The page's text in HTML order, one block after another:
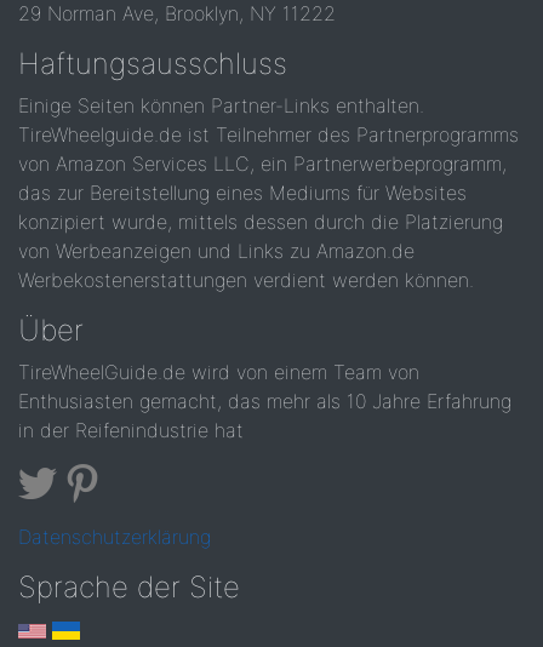
29 Norman Ave, Brooklyn, NY 11222
Haftungsausschluss
Einige Seiten können Partner-Links enthalten.
TireWheelguide.de ist Teilnehmer des Partnerprogramms
von Amazon Services LLC, ein Partnerwerbeprogramm,
das zur Bereitstellung eines Mediums für Websites
konzipiert wurde, mittels dessen durch die Platzierung
von Werbeanzeigen und Links zu Amazon.de
Werbekostenerstattungen verdient werden können.
Über
TireWheelGuide.de wird von einem Team von
Enthusiasten gemacht, das mehr als 10 Jahre Erfahrung
in der Reifenindustrie hat
Datenschutzerklärung
Sprache der Site